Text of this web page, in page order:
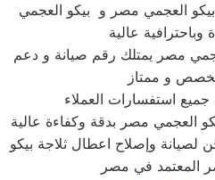
العجمي مصر و بيكو العجمي
عالية
مصر يمتلك رقم صيانة و دعم
و ممتاز
استفسارات العملاء
العجمي مصر بدقة وكفاءة عالية
لصيانة وإصلاح اعطال ثلاجة بيكو
المعتمد في مصر